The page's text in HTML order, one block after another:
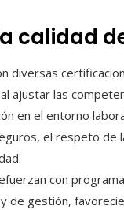
calidad
diversas
ajustar las
en el entorno
el respeto de
con
de gestión,